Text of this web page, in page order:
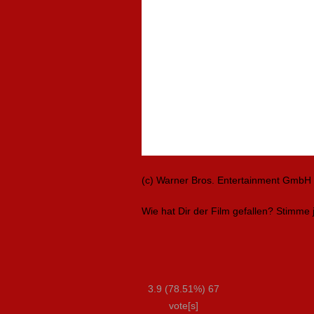
(c) Warner Bros. Entertainment GmbH
Wie hat Dir der Film gefallen? Stimme
3.9 (78.51%) 67
vote[s]